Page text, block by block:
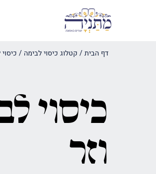
דף הבית/ קטלוג כיסוי לבימה /
כיסוי
וזר